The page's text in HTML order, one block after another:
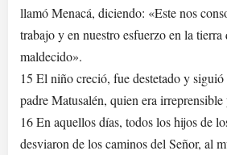
llamó Menacá, diciendo: «Este nos
trabajo y en nuestro esfuerzo en la tierra
maldecido».
15 El niño creció, fue destetado y siguió
padre Matusalén, quien era
16 En aquellos días, todos los hijos de
desviaron de los caminos del Señor, al